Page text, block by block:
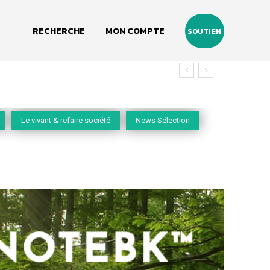
RECHERCHE MON COMPTE SOUTIEN
Le vivant & refaire société News Sélection